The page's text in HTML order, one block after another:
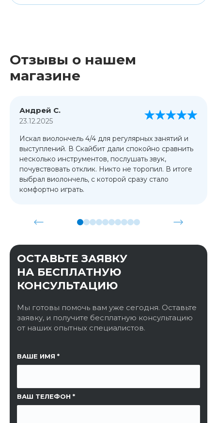
Отзывы о нашем
магазине
Андрей С.
23.12.2025
Искал виолончель 4/4 для регулярных занятий и
выступлений. В Скайбит дали спокойно сравнить
несколько инструментов, послушать звук,
почувствовать отклик. Никто не торопил. В итоге
выбрал виолончель, с которой сразу стало
комфортно играть.
ОСТАВЬТЕ ЗАЯВКУ
НА БЕСПЛАТНУЮ
КОНСУЛЬТАЦИЮ
Мы готовы помочь вам уже сегодня. Оставьте
заявку, и получите бесплатную консультацию
от наших опытных специалистов.
ВАШЕ ИМЯ
ВАШ ТЕЛЕФОН
ССЫЛКА НА СТРАНИЦУ